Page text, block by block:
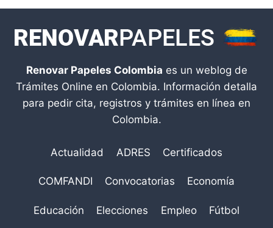
Renovar Papeles Colombia es un weblog de
Trámites Online en Colombia. Información detalla
para pedir cita, registros y trámites en línea en
Colombia.
Actualidad ADRES Certificados
COMFANDI Convocatorias Economía
Educación Elecciones Empleo Fútbol